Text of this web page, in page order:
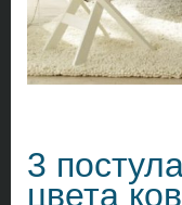
3
цвета